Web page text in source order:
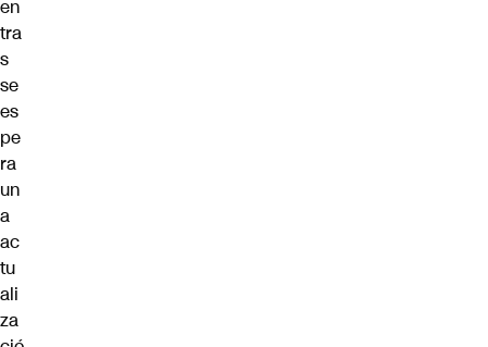
en
tra
s
se
es
pe
ra
un
a
ac
tu
ali
za